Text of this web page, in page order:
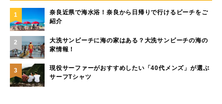
1
奈良近県で海水浴！奈良から日帰りで行けるビーチをご
紹介
2
大洗サンビーチに海の家はある？大洗サンビーチの海の
家情報！
3
現役サーファーがおすすめしたい「40代メンズ」が選ぶ
サーフTシャツ